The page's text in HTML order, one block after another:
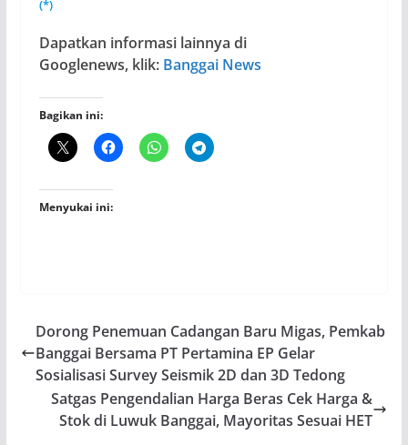
(*)
Dapatkan informasi lainnya di
Googlenews, klik: Banggai News
Bagikan ini:
Menyukai ini:
Dorong Penemuan Cadangan Baru Migas, Pemkab
Banggai Bersama PT Pertamina EP Gelar
Sosialisasi Survey Seismik 2D dan 3D Tedong
Satgas Pengendalian Harga Beras Cek Harga &
Stok di Luwuk Banggai, Mayoritas Sesuai HET